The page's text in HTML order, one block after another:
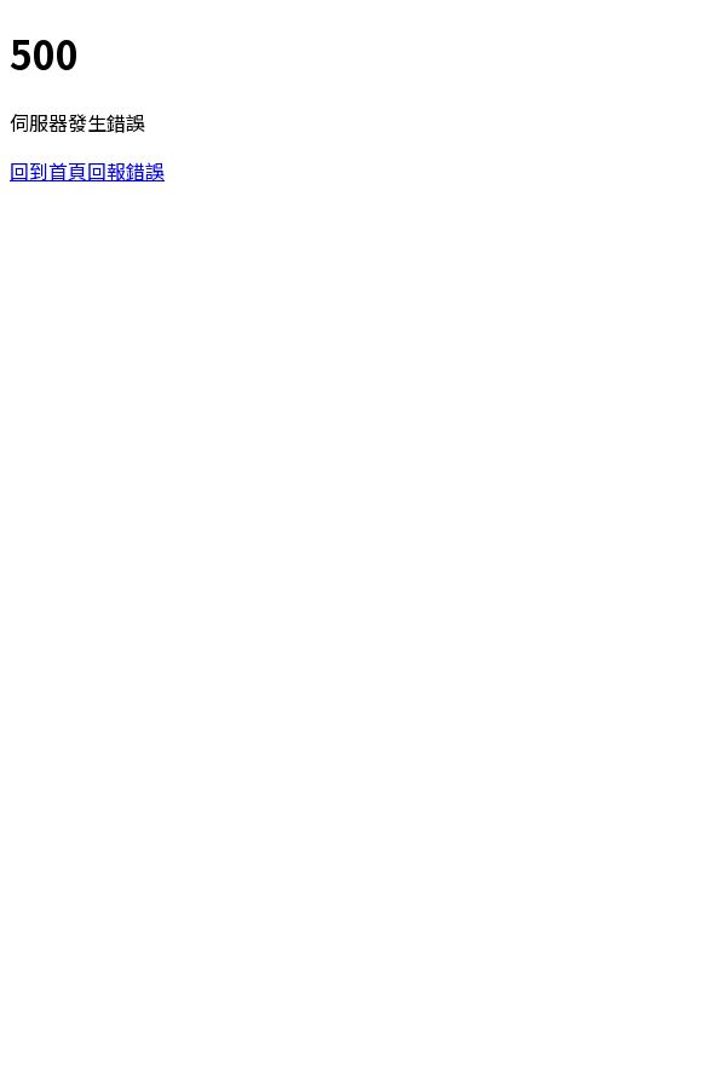
500
伺服器發生錯誤
回到首頁回報錯誤